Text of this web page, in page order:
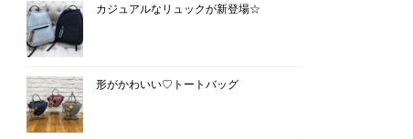
カジュアルなリュックが新登場☆
形がかわいい♡トートバッグ